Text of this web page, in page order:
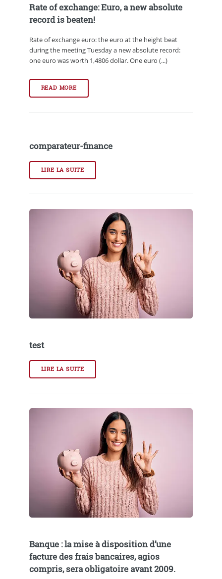
Rate of exchange: Euro, a new absolute
record is beaten!
Rate of exchange euro: the euro at the height beat
during the meeting Tuesday a new absolute record:
one euro was worth 1,4806 dollar. One euro (...)
READ MORE
comparateur-finance
LIRE LA SUITE
test
LIRE LA SUITE
Banque : la mise à disposition d’une
facture des frais bancaires, agios
compris, sera obligatoire avant 2009.